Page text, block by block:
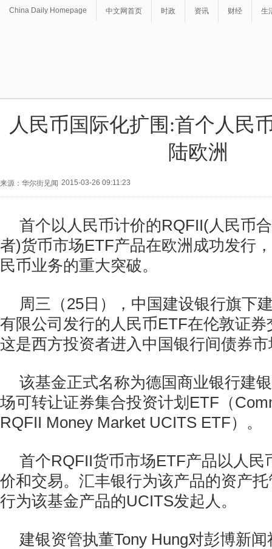
China Daily Homepage 中文网首页 时政 资讯 财经 生
人民币国际化扩围:首个人民
陆欧洲
来源：华尔街见闻 2015-03-26 09:11:23
首个以人民币计价的RQFII(人民币
者)货币市场ETF产品在欧洲成功发行
民币业务的重大突破。
周三（25日），中国建设银行旗下
有限公司发行的人民币ETF在伦敦证
这是西方投资者进入中国银行间债券
该基金正式名称为德国商业银行建
场可转让证券集合投资计划ETF（
RQFII Money Market UCITS ETF）。
首个RQFII货币市场ETF产品以人民
价和交易。汇丰银行为该产品的资产
行为该基金产品的UCITS发起人。
建银资管执董Tony Hung对彭博新